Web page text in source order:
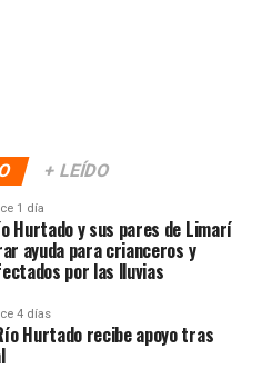
+ LEÍDO
1 día
Hurtado y sus pares de Limarí
ayuda para crianceros y
por las lluvias
4 días
Hurtado recibe apoyo tras